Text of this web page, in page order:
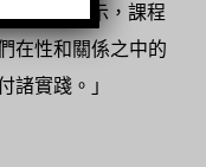
究數據顯示，課程
在性和關係之中的
諸實踐。」